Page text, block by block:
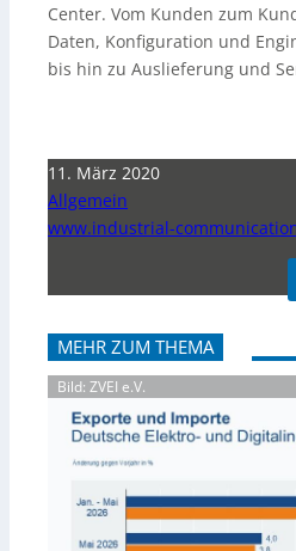
Center. Vom Kunden zum
Daten, Konfiguration und
bis hin zu Auslieferung und
11. März 2020
Allgemein
www.industrial-
MEHR ZUM THEMA
Bild: ZVEI e.V.